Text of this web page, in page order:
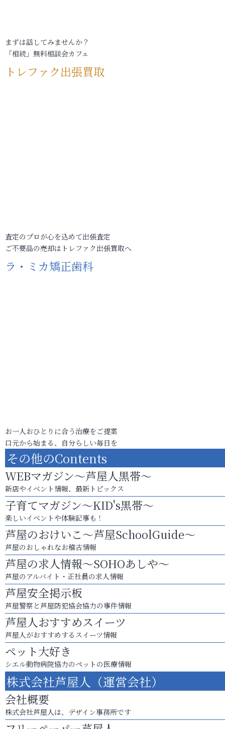
まずは話してみませんか？
「相続」無料相談会カフェ
トレファク出張買取
査定のプロが心を込めて出張査定
ご不要品の売却はトレファク出張買取へ
ラ・ミカ矯正歯科
お一人おひとりに合う治療をご提案
口元から始まる、自分らしい毎日を
その他のContents
WEBマガジン～芦屋人黒帯～
新店やイベント情報、最新トピックス
子育てマガジン～KID's黒帯～
楽しいイベントや体験記事も！
芦屋のおけいこ～芦屋SchoolGuide～
芦屋のおしゃれなお稽古情報
芦屋の求人情報～SOHOあしや～
芦屋のアルバイト・正社員の求人情報
芦屋安全掲示板
芦屋警察と芦屋防犯協会協力の事件情報
芦屋人おすすめスイーツ
芦屋人がおすすめするスイーツ情報
ペット大好き
シエル動物病院協力のペットの医療情報
株式会社芦屋人（運営会社）
会社概要
株式会社芦屋人は、デザイン事務所です